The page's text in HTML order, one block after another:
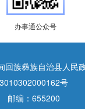
办事通公众号
回族彝族自治县人民
号
邮编：655200